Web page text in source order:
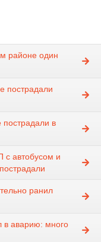
районе один
пострадали
в
автобусом и
ранил
в аварию: много